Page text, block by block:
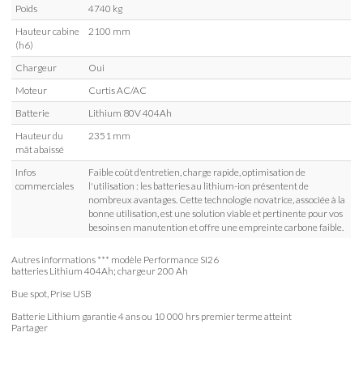
Poids
4740 kg
Hauteur cabine
(h6)
2100 mm
Chargeur
Oui
Moteur
Curtis AC/AC
Batterie
Lithium 80V 404Ah
Hauteur du
mât abaissé
2351 mm
Infos
commerciales
Faible coût d'entretien, charge rapide, optimisation de
l'utilisation : les batteries au lithium-ion présentent de
nombreux avantages. Cette technologie novatrice, associée à la
bonne utilisation, est une solution viable et pertinente pour vos
besoins en manutention et offre une empreinte carbone faible.
Autres informations *** modèle Performance SI26
batteries Lithium 404Ah; chargeur 200 Ah
Bue spot, Prise USB
Batterie Lithium garantie 4 ans ou 10 000 hrs premier terme atteint
Partager